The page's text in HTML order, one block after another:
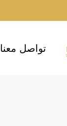
تواصل معنا